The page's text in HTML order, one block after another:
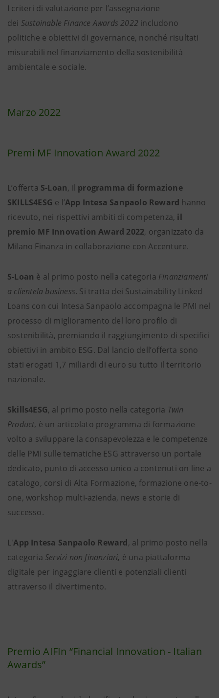
I criteri di valutazione per l’assegnazione
dei Sustainable Finance Awards 2022 includono
politiche e obiettivi di governance, nonché risultati
misurabili nel finanziamento della sostenibilità
ambientale e sociale.
Marzo 2022
Premi MF Innovation Award 2022
L’offerta S-Loan, il programma di formazione
SKILLS4ESG e l’App Intesa Sanpaolo Reward hanno
ricevuto, nei rispettivi ambiti di competenza, il
premio MF Innovation Award 2022, organizzato da
Milano Finanza in collaborazione con Accenture.
S-Loan è al primo posto nella categoria Finanziamenti
a clientela business. Si tratta dei Sustainability Linked
Loans con cui Intesa Sanpaolo accompagna le PMI nel
processo di miglioramento del loro profilo di
sostenibilità, premiando il raggiungimento di specifici
obiettivi in ambito ESG. Dal lancio dell’offerta sono
stati erogati 1,7 miliardi di euro su tutto il territorio
nazionale.
Skills4ESG, al primo posto nella categoria Twin
Product, è un articolato programma di formazione
volto a sviluppare la consapevolezza e le competenze
delle PMI sulle tematiche ESG attraverso un portale
dedicato, punto di accesso unico a contenuti on line a
catalogo, corsi di Alta Formazione, formazione one-to-
one, workshop multi-azienda, news e storie di
successo.
L'App Intesa Sanpaolo Reward, al primo posto nella
categoria Servizi non finanziari, è una piattaforma
digitale per ingaggiare clienti e potenziali clienti
attraverso il divertimento.
Premio AIFIn “Financial Innovation - Italian
Awards”